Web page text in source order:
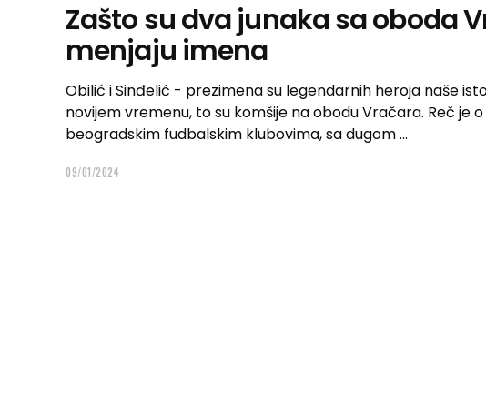
Zašto su dva junaka sa oboda
menjaju imena
Obilić i Sinđelić - prezimena su legendarnih heroja naše
novijem vremenu, to su komšije na obodu Vračara. Reč je
beogradskim fudbalskim klubovima, sa dugom
09/01/2024